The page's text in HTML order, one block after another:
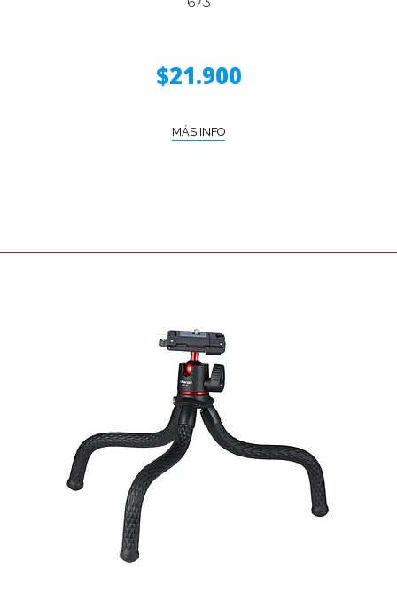
$21.900
MÁS INFO